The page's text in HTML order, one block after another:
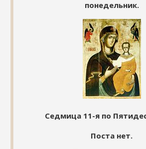
понедельник.
Седмица 11-я по
Поста нет.